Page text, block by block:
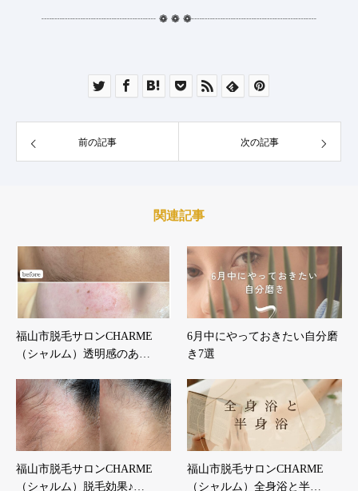
┈┈┈┈┈┈┈┈┈┈┈ ❁ ❁ ❁┈┈┈┈┈┈┈┈┈┈┈┈
前の記事 次の記事
関連記事
福山市脱毛サロンCHARME
（シャルム）透明感のあ…
6月中にやっておきたい自分磨
き7選
福山市脱毛サロンCHARME
（シャルム）脱毛効果♪…
福山市脱毛サロンCHARME
（シャルム）全身浴と半…